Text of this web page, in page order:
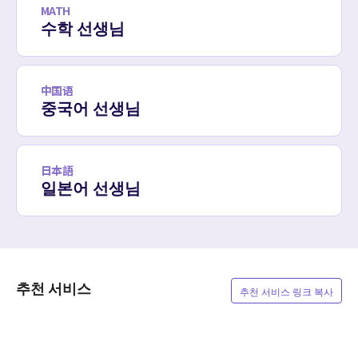
MATH
수학 선생님
中国语
중국어 선생님
日本語
일본어 선생님
추천 서비스 추천 서비스 링크 복사